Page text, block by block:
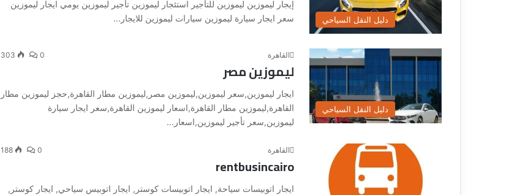
دليل النقل السياحي
إيجار ليموزين ليموزين للتأجير استئجار ليموزين تأجير ليموزين يومي ايجار ليموزين
سعر ايجار سيارة ليموزين سيارات ليموزين للايجار...
دليل النقل السياحي
القاهرة 0
303
ليموزين مصر
ايجار ليموزين,سعر ليموزين,ليموزين مصر,ليموزين مطار القاهرة,حجز ليموزين مطار
القاهرة,ليموزين مطار القاهرة,اسعار ليموزين القاهرة,سعر ايجار سيارة
ليموزين,سعر تأجير ليموزين,اسعار...
القاهرة 0
188
rentbusincairo
ايجار اتوبيسات سياحة, ايجار اتوبيسات كوستر, ايجار اتوبيس سياحي, ايجار كوستر,